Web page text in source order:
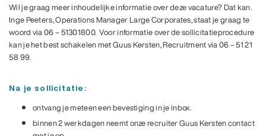
Wil je graag meer inhoudelijke informatie over deze vacature? Dat kan.
Inge Peeters, Operations Manager Large Corporates, staat je graag te
woord via 06 – 51301800. Voor informatie over de sollicitatieprocedure
kan je het best schakelen met Guus Kersten, Recruitment via 06 – 51 21
58 99.
Na je sollicitatie:
ontvang je meteen een bevestiging in je inbox.
binnen 2 werkdagen neemt onze recruiter Guus Kersten contact